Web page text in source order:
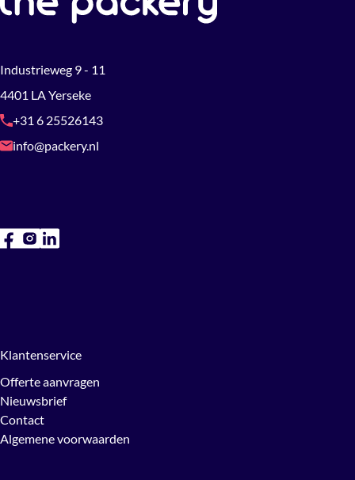
Industrieweg 9 - 11
4401 LA Yerseke
+31 6 25526143
info@packery.nl
Klantenservice
Offerte aanvragen
Nieuwsbrief
Contact
Algemene voorwaarden